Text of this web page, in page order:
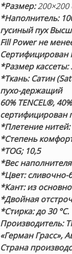
*Размер:200×200
*Наполнитель:
гусиный пух
Fill Power не
Сертифицирован
*Размер кассеты:
*Ткань: Сатин
пухо-держащий
60% TENCEL®,
сертифицирован
*Плетение нитей:
*Степень
*TOG;10,5
*Вес
*Цвет:сливочно-
*Кант:из
*Двойная
*Стирка:до 30 °С.
Производитель:
«Герман Грасс»,
Страна